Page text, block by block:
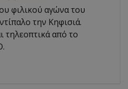
φιλικού αγώνα του
την Κηφισιά.
τηλεοπτικά από το